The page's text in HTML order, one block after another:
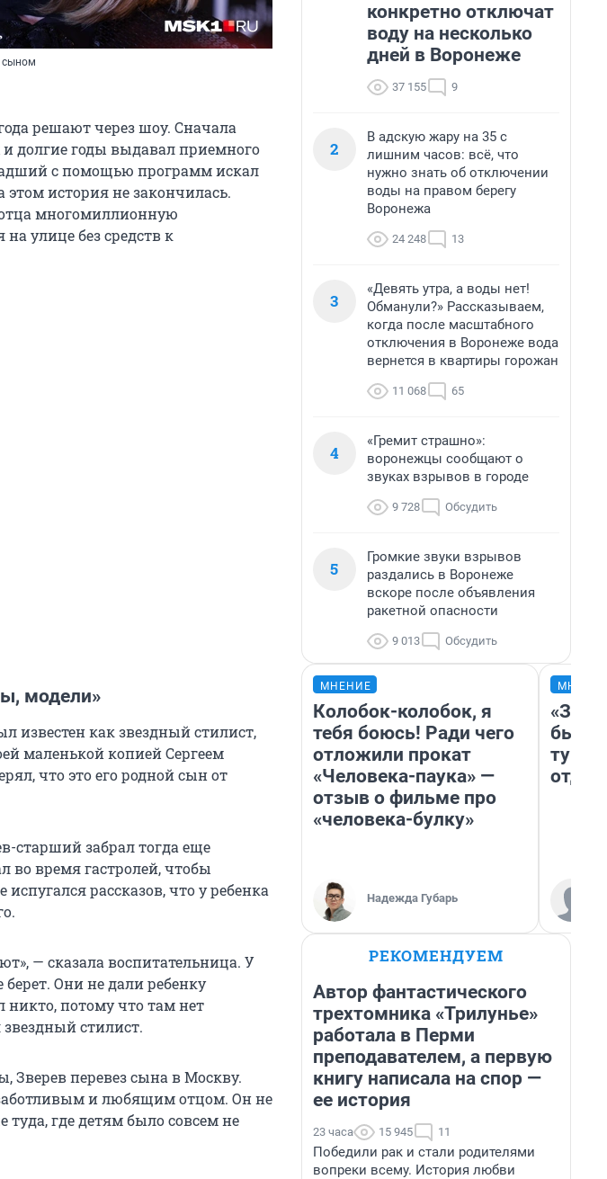
сыном
решают через шоу. Сначала
и долгие годы выдавал приемного
с помощью программ искал
история не закончилась.
отца многомиллионную
улице без средств к
модели»
известен как звездный стилист,
маленькой копией Сергеем
что это его родной сын от
старший забрал тогда еще
во время гастролей, чтобы
рассказов, что у ребенка
— сказала воспитательница. У
берет. Они не дали ребенку
никто, потому что там нет
стилист.
Зверев перевез сына в Москву.
и любящим отцом. Он не
туда, где детям было совсем не
конкретно отключат
воду на несколько
дней в Воронеже
37 155 9
2
В адскую жару на 35 с
лишним часов: всё, что
нужно знать об отключении
воды на правом берегу
Воронежа
24 248 13
3
«Девять утра, а воды нет!
Обманули?» Рассказываем,
когда после масштабного
отключения в Воронеже вода
вернется в квартиры горожан
11 068 65
4
«Гремит страшно»:
воронежцы сообщают о
звуках взрывов в городе
9 728 Обсудить
5
Громкие звуки взрывов
раздались в Воронеже
вскоре после объявления
ракетной опасности
9 013 Обсудить
МНЕНИЕ
Колобок-колобок, я
тебя боюсь! Ради чего
отложили прокат
«Человека-паука» —
отзыв о фильме про
«человека-булку»
Надежда Губарь
«За
были
РЕКОМЕНДУЕМ
Автор фантастического
трехтомника «Трилунье»
работала в Перми
преподавателем, а первую
книгу написала на спор —
ее история
23 часа 15 945 11
Победили рак и стали родителями
вопреки всему. История любви